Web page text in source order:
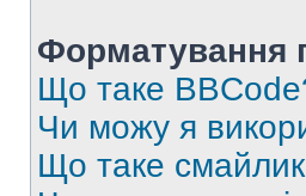
Форматування
Що таке
Чи можу я
Що таке